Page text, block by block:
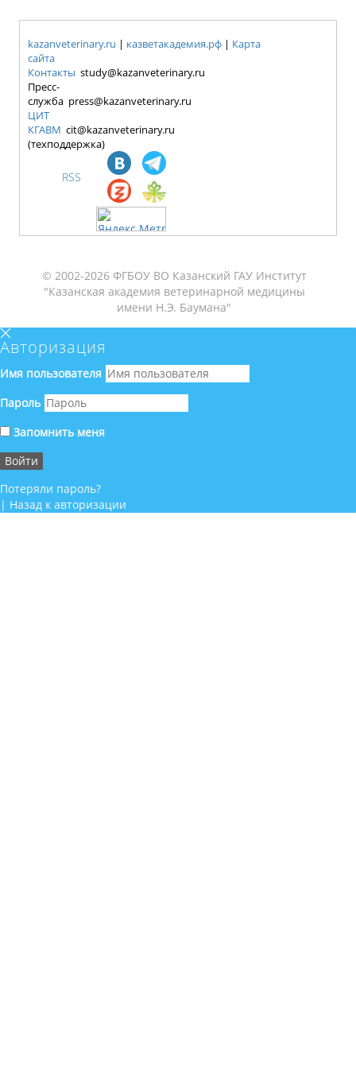
kazanveterinary.ru | казветакадемия.рф | Карта
сайта
Контакты study@kazanveterinary.ru
Пресс-
служба press@kazanveterinary.ru
ЦИТ
КГАВМ cit@kazanveterinary.ru
(техподдержка)
RSS
© 2002-2026 ФГБОУ ВО Казанский ГАУ Институт
"Казанская академия ветеринарной медицины
имени Н.Э. Баумана"
Авторизация
Имя пользователя
Пароль
Запомнить меня
Потеряли пароль?
| Назад к авторизации